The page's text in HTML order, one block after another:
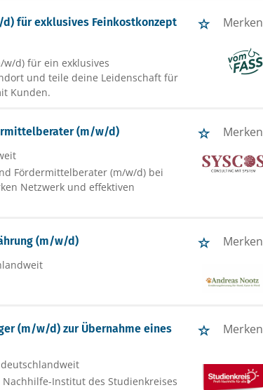
für exklusives Feinkostkonzept Merken
d) für ein exklusives
und teile deine Leidenschaft für
Kunden.
(m/w/d) Merken
Fördermittelberater (m/w/d) bei
Netzwerk und effektiven
(m/w/d) Merken
(m/w/d) zur Übernahme eines
Merken
Institut des Studienkreises